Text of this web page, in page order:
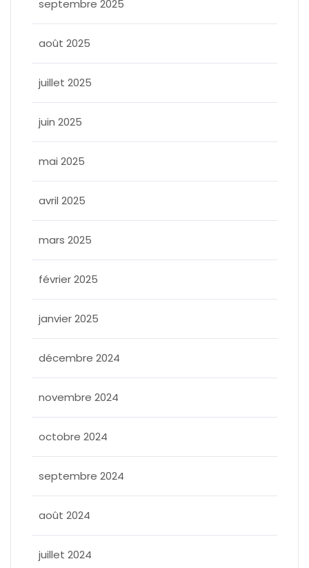
septembre 2025
août 2025
juillet 2025
juin 2025
mai 2025
avril 2025
mars 2025
février 2025
janvier 2025
décembre 2024
novembre 2024
octobre 2024
septembre 2024
août 2024
juillet 2024